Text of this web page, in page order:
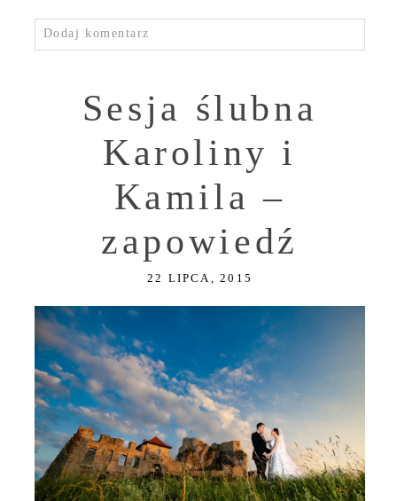
Dodaj komentarz
Sesja ślubna
Karoliny i
Kamila –
zapowiedź
22 LIPCA, 2015